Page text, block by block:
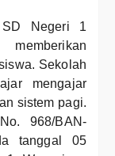
SD Negeri 1
Sekolah
mengajar
sistem pagi.
968/BAN-
tanggal 05